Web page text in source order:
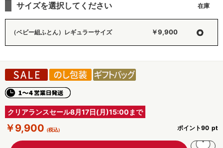
クリアランスセール8月17日(月)15:00まで
￥9,900 ポイント90
サイズを選択してください
（ベビー組ふとん）レギュラーサイズ ￥9,900 ○